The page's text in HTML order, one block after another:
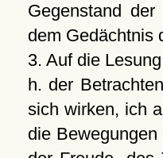
Gegenstand
dem Gedächtnis
3. Auf die
h. der
sich wirken, ich
die